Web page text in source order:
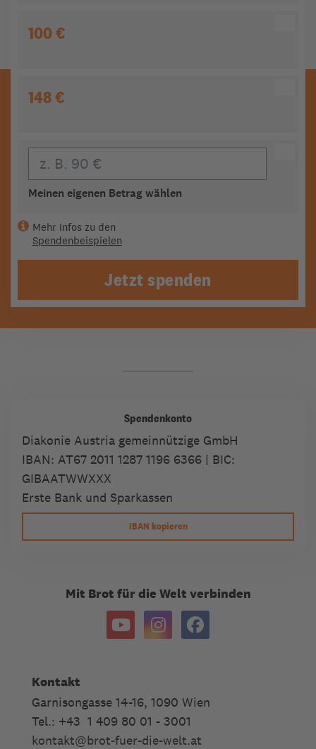
100 €
148 €
Meinen eigenen Betrag wählen
Mehr Infos zu den
Spendenbeispielen
Jetzt spenden
Spendenkonto
Diakonie Austria gemeinnützige GmbH
IBAN: AT67 2011 1287 1196 6366 | BIC:
GIBAATWWXXX
Erste Bank und Sparkassen
IBAN kopieren
Mit Brot für die Welt verbinden
Kontakt
Garnisongasse 14-16, 1090 Wien
Tel.: +43 1 409 80 01 - 3001
kontakt@brot-fuer-die-welt.at